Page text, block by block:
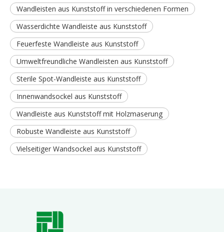
Wandleisten aus Kunststoff in verschiedenen Formen
Wasserdichte Wandleiste aus Kunststoff
Feuerfeste Wandleiste aus Kunststoff
Umweltfreundliche Wandleisten aus Kunststoff
Sterile Spot-Wandleiste aus Kunststoff
Innenwandsockel aus Kunststoff
Wandleiste aus Kunststoff mit Holzmaserung
Robuste Wandleiste aus Kunststoff
Vielseitiger Wandsockel aus Kunststoff